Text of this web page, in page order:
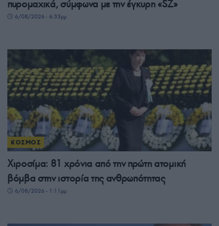
πυρομαχικά, σύμφωνα με την έγκυρη «SZ»
6/08/2026 - 6:33μμ
ΚΟΣΜΟΣ
Χιροσίμα: 81 χρόνια από την πρώτη ατομική
βόμβα στην ιστορία της ανθρωπότητας
6/08/2026 - 1:11μμ